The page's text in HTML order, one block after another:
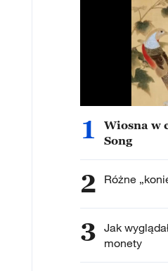
1
Wiosna w
Song
2 Różne
3 Jak
monety